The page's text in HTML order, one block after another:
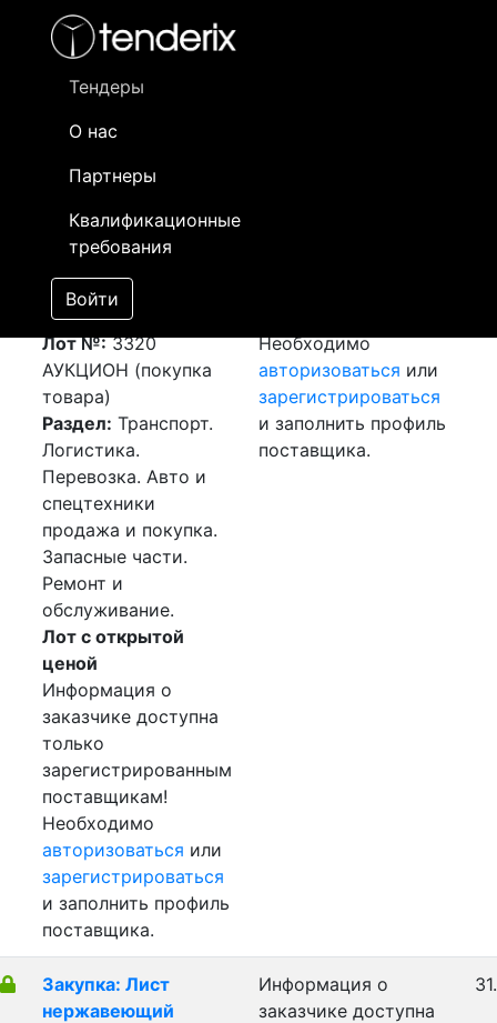
Тендеры
О нас
Партнеры
Квалификационные
требования
Войти
- активный лот
- сохраненный лот (не опубликован)
Закупка: Перевозка
г. София (Болгария)
- г. Шымкент (РК)
[Завершен]
Победитель выбран
Лот №:3320
АУКЦИОН (покупка
товара)
Раздел: Транспорт.
Логистика.
Перевозка. Авто и
спецтехники
продажа и покупка.
Запасные части.
Ремонт и
обслуживание.
Лот с открытой
ценой
Информация о
заказчике доступна
только
зарегистрированным
поставщикам!
Необходимо
авторизоваться или
зарегистрироваться
и заполнить профиль
поставщика.
Необходимо
авторизоваться или
зарегистрироваться
и заполнить профиль
поставщика.
Закупка: Лист
нержавеющий
Информация о
заказчике доступна